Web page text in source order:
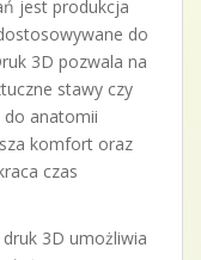
jest produkcja
do
3D pozwala na
stawy czy
do anatomii
komfort oraz
czas
3D umożliwia